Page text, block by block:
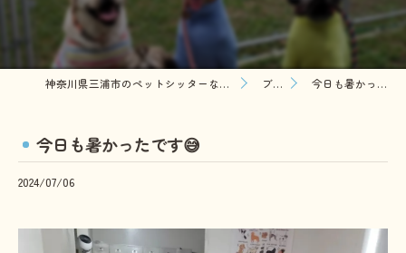
神奈川県三浦市のペットシッターならわんこといっしょ ブログ 今日も暑かったです😅
今日も暑かったです😅
2024/07/06